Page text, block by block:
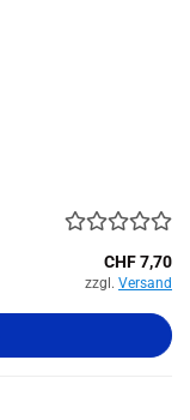
CHF 7,70
zzgl. Versand